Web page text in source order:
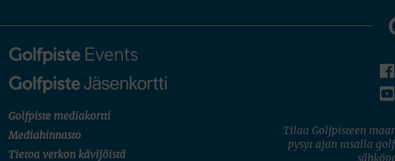
Golfpiste mediakortti
Mediahinnasto
Tietoa verkon kävijöistä
Tilaa Golfpisteen
pysyt ajan tasalla